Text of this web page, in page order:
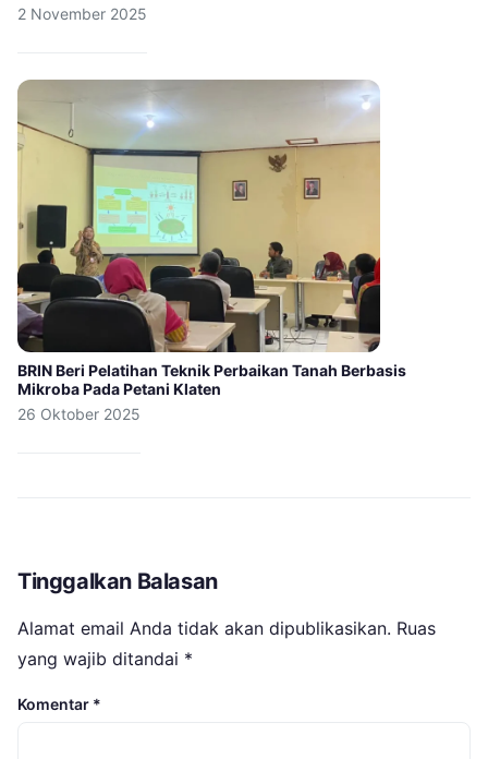
2 November 2025
BRIN Beri Pelatihan Teknik Perbaikan Tanah Berbasis
Mikroba Pada Petani Klaten
26 Oktober 2025
Tinggalkan Balasan
Alamat email Anda tidak akan dipublikasikan. Ruas
yang wajib ditandai *
Komentar *